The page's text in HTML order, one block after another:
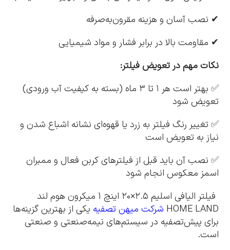
✔ نصب آسان و هزینه مقرون‌به‌صرفه
✔ مقاومت بالا در برابر فشار و مواد شیمیایی
نکات مهم در تعویض فیلتر:
✅ بهتر است هر ۱ تا ۳ ماه (بسته به کیفیت آب ورودی)
تعویض شود
✅ تغییر رنگ فیلتر به زرد یا قهوه‌ای نشانه اشباع شدن و
نیاز به تعویض است
✅ نصب آن باید قبل از فیلترهای کربن فعال و ممبران
اسمز معکوس انجام شود
فیلتر الیافی اسلیم ۲.۵×۲۰ اینچ 1 میکرون هوم لند
HOME LAND شرکت میهن تصفیه یکی از بهترین گزینه‌ها
برای پیش‌تصفیه در سیستم‌های نیمه‌صنعتی و صنعتی
است.